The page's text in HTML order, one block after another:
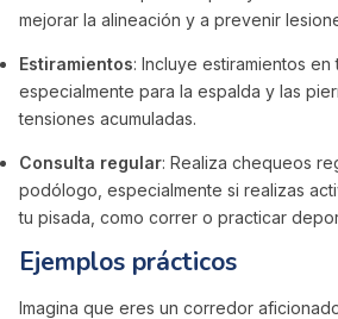
mejorar la alineación y a prevenir
Estiramientos: Incluye estiramientos en
especialmente para la espalda y las
tensiones acumuladas.
Consulta regular: Realiza chequeos
podólogo, especialmente si realizas
tu pisada, como correr o practicar
Ejemplos prácticos
Imagina que eres un corredor